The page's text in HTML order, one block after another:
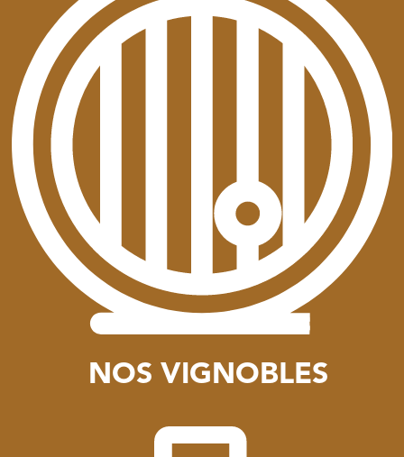
NOS VIGNOBLES